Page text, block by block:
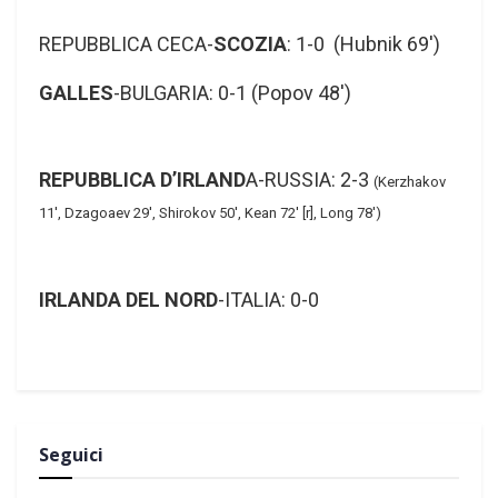
REPUBBLICA CECA-SCOZIA: 1-0 (Hubnik 69′)
GALLES-BULGARIA: 0-1 (Popov 48′)
REPUBBLICA D’IRLANDA-RUSSIA: 2-3 (Kerzhakov
11′, Dzagoaev 29′, Shirokov 50′, Kean 72′ [r], Long 78′)
IRLANDA DEL NORD-ITALIA: 0-0
Seguici